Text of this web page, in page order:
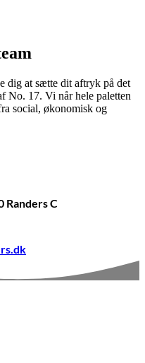
dig at sætte dit aftryk på det
No. 17. Vi når hele paletten
social, økonomisk og
Randers C